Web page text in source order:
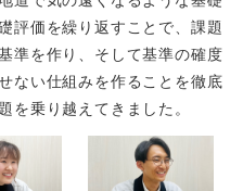
評価を繰り返すことで、課題
準を作り、そして基準の確度
ない仕組みを作ることを徹底
を乗り越えてきました。